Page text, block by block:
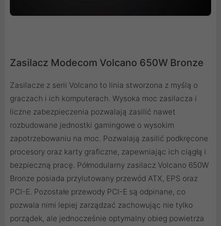
Zasilacz Modecom Volcano 650W Bronze
Zasilacze z serii Volcano to linia stworzona z myślą o
graczach i ich komputerach. Wysoka moc zasilacza i
liczne zabezpieczenia pozwalają zasilić nawet
rozbudowane jednostki gamingowe o wysokim
zapotrzebowaniu na moc. Pozwalają zasilić podkręcone
procesory oraz karty graficzne, zapewniając ich ciągłą i
bezpieczną pracę. Półmodularny zasilacz Volcano 650W
Bronze posiada przylutowany przewód ATX, EPS oraz
PCI-E. Pozostałe przewody PCI-E są odpinane, co
pozwala nimi lepiej zarządzać zachowując nie tylko
porządek, ale jednocześnie optymalny obieg powietrza